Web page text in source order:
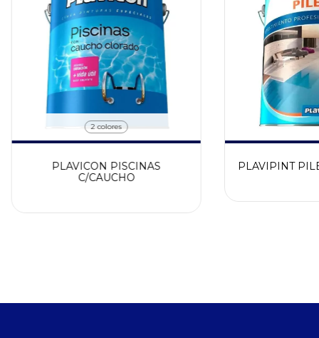
2 colores
PLAVICON PISCINAS
C/CAUCHO
PLAVIPINT